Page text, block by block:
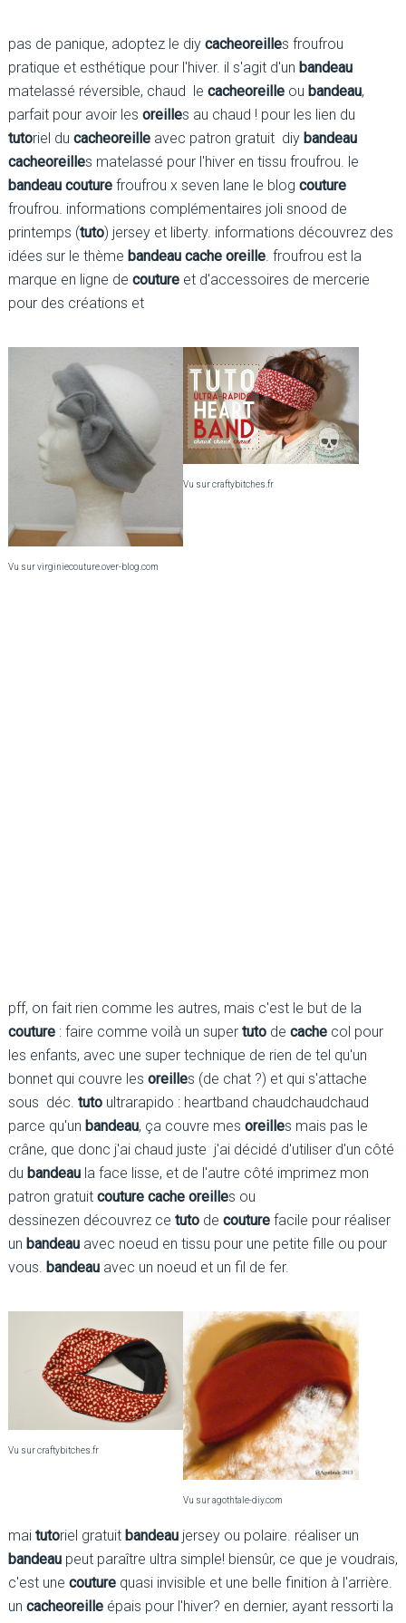
pas de panique, adoptez le diy cacheoreilles froufrou
pratique et esthétique pour l'hiver. il s'agit d'un bandeau
matelassé réversible, chaud le cacheoreilleou bandeau,
parfait pour avoir les oreilles au chaud ! pour les lien du
tutoriel du cacheoreilleavec patron gratuit diy bandeau
cacheoreilles matelassé pour l'hiver en tissu froufrou. le
bandeau couturefroufrou x seven lane le blog couture
froufrou. informations complémentaires joli snood de
printemps (tuto) jersey et liberty. informations découvrez des
idées sur le thème bandeau cache oreille. froufrou est la
marque en ligne de coutureet d'accessoires de mercerie
pour des créations et
Vu sur virginiecouture.over-blog.com
Vu sur craftybitches.fr
pff, on fait rien comme les autres, mais c'est le but de la
couture: faire comme voilà un super tutode cachecol pour
les enfants, avec une super technique de rien de tel qu'un
bonnet qui couvre les oreilles (de chat ?) et qui s'attache
sous déc. tutoultrarapido : heartband chaudchaudchaud
parce qu'un bandeau, ça couvre mes oreilles mais pas le
crâne, que donc j'ai chaud juste j'ai décidé d'utiliser d'un côté
du bandeaula face lisse, et de l'autre côté imprimez mon
patron gratuit couture cache oreilles ou
dessinezen découvrez ce tutode couturefacile pour réaliser
un bandeauavec noeud en tissu pour une petite fille ou pour
vous. bandeauavec un noeud et un fil de fer.
Vu sur craftybitches.fr
Vu sur agothtale-diy.com
mai tutoriel gratuit bandeaujersey ou polaire. réaliser un
bandeaupeut paraître ultra simple! biensûr, ce que je voudrais,
c'est une couturequasi invisible et une belle finition à l'arrière.
un cacheoreilleépais pour l'hiver? en dernier, ayant ressorti la